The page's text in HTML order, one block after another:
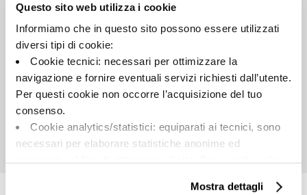
Questo sito web utilizza i cookie
Informiamo che in questo sito possono essere utilizzati
diversi tipi di cookie:
Cookie tecnici: necessari per ottimizzare la
navigazione e fornire eventuali servizi richiesti dall’utente.
Per questi cookie non occorre l’acquisizione del tuo
consenso.
Cookie analytics/statistici: equiparati ai tecnici, sono
necessari per elaborare statistiche anonime ed
Cookie di profilazione/marketing: sono utilizzati, solo
Mostra dettagli
Декор
Формат:
60.0x120.0
Матовый
Разнотон:
Единица измерения:
PZ